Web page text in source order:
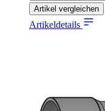
Artikel vergleichen
Artikeldetails